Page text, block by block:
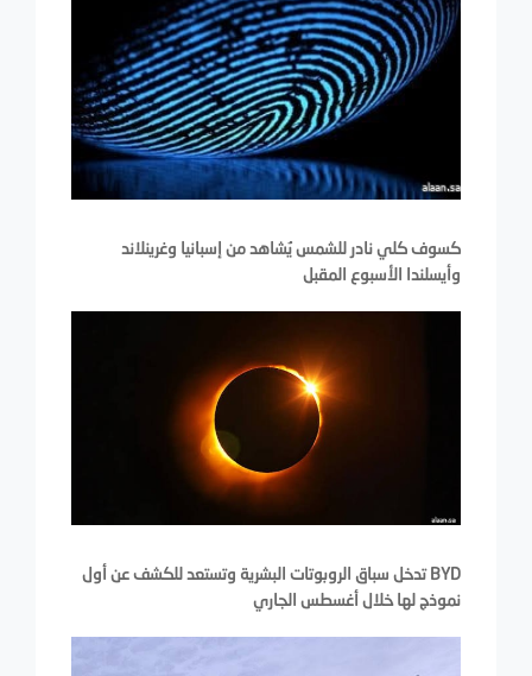
كسوف كلي نادر للشمس يُشاهد من إسبانيا وغرينلاند
وأيسلندا الأسبوع المقبل
BYD تدخل سباق الروبوتات البشرية وتستعد للكشف عن أول
نموذج لها خلال أغسطس الجاري